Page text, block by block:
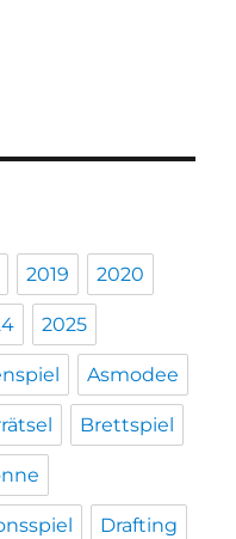
2019 2020
2025
Asmodee
Brettspiel
Drafting